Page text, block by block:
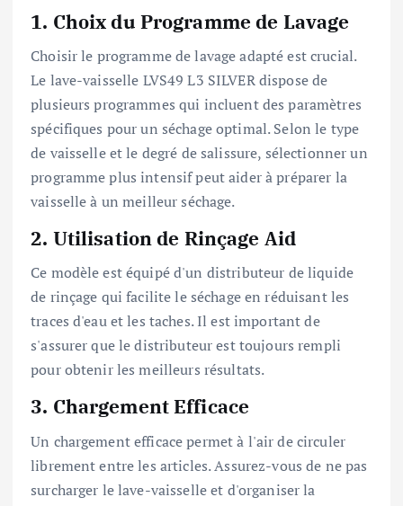
1. Choix du Programme de Lavage
Choisir le programme de lavage adapté est crucial.
Le lave-vaisselle LVS49 L3 SILVER dispose de
plusieurs programmes qui incluent des paramètres
spécifiques pour un séchage optimal. Selon le type
de vaisselle et le degré de salissure, sélectionner un
programme plus intensif peut aider à préparer la
vaisselle à un meilleur séchage.
2. Utilisation de Rinçage Aid
Ce modèle est équipé d'un distributeur de liquide
de rinçage qui facilite le séchage en réduisant les
traces d'eau et les taches. Il est important de
s'assurer que le distributeur est toujours rempli
pour obtenir les meilleurs résultats.
3. Chargement Efficace
Un chargement efficace permet à l'air de circuler
librement entre les articles. Assurez-vous de ne pas
surcharger le lave-vaisselle et d'organiser la